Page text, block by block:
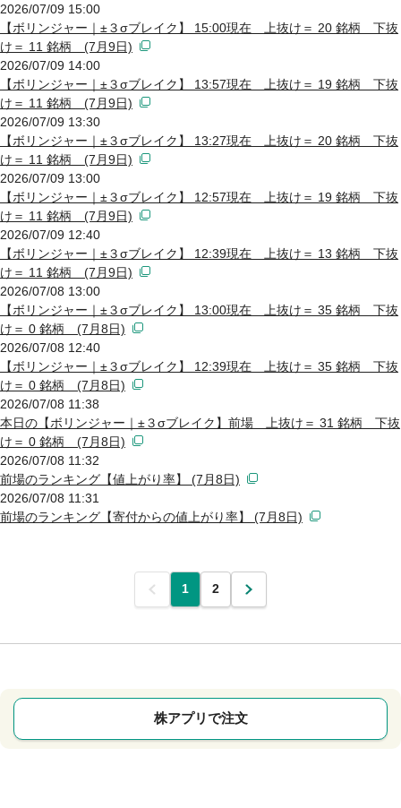
2026/07/09 15:00
【ボリンジャー｜±３σブレイク】 15:00現在 上抜け＝ 20 銘柄 下抜
け＝ 11 銘柄 (7月9日)
2026/07/09 14:00
【ボリンジャー｜±３σブレイク】 13:57現在 上抜け＝ 19 銘柄 下抜
け＝ 11 銘柄 (7月9日)
2026/07/09 13:30
【ボリンジャー｜±３σブレイク】 13:27現在 上抜け＝ 20 銘柄 下抜
け＝ 11 銘柄 (7月9日)
2026/07/09 13:00
【ボリンジャー｜±３σブレイク】 12:57現在 上抜け＝ 19 銘柄 下抜
け＝ 11 銘柄 (7月9日)
2026/07/09 12:40
【ボリンジャー｜±３σブレイク】 12:39現在 上抜け＝ 13 銘柄 下抜
け＝ 11 銘柄 (7月9日)
2026/07/08 13:00
【ボリンジャー｜±３σブレイク】 13:00現在 上抜け＝ 35 銘柄 下抜
け＝ 0 銘柄 (7月8日)
2026/07/08 12:40
【ボリンジャー｜±３σブレイク】 12:39現在 上抜け＝ 35 銘柄 下抜
け＝ 0 銘柄 (7月8日)
2026/07/08 11:38
本日の【ボリンジャー｜±３σブレイク】前場 上抜け＝ 31 銘柄 下抜
け＝ 0 銘柄 (7月8日)
2026/07/08 11:32
前場のランキング【値上がり率】 (7月8日)
2026/07/08 11:31
前場のランキング【寄付からの値上がり率】 (7月8日)
前 1 2 次
株アプリで注文